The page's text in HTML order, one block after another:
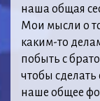
наша общая
Мои мысли о
каким-то
побыть с
чтобы
наше общее